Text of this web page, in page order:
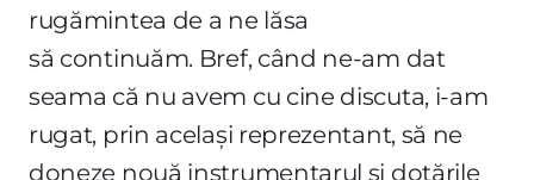
rugămintea de a ne lăsa
să continuăm. Bref, când ne-am dat
seama că nu avem cu cine discuta, i-am
rugat, prin același reprezentant, să ne
doneze nouă instrumentarul și dotările